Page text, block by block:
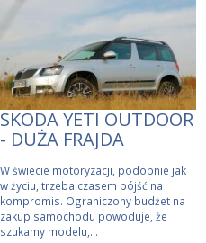
SKODA YETI OUTDOOR
- DUŻA FRAJDA
W świecie motoryzacji, podobnie jak
w życiu, trzeba czasem pójść na
kompromis. Ograniczony budżet na
zakup samochodu powoduje, że
szukamy modelu,...